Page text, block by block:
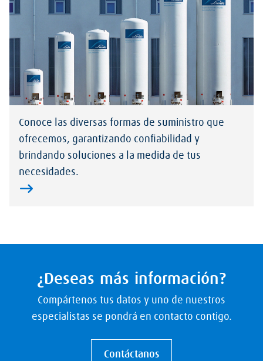
Conoce las diversas formas de suministro que
ofrecemos, garantizando confiabilidad y
brindando soluciones a la medida de tus
necesidades.
¿Deseas más información?
Compártenos tus datos y uno de nuestros
especialistas se pondrá en contacto contigo.
Contáctanos